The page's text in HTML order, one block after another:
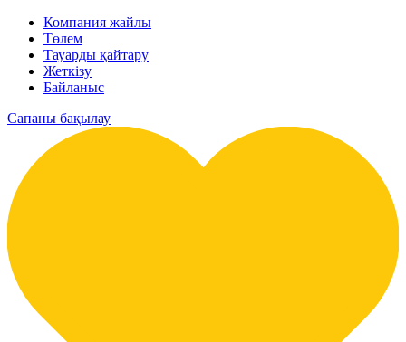
Компания жайлы
Төлем
Тауарды қайтару
Жеткізу
Байланыс
Сапаны бақылау